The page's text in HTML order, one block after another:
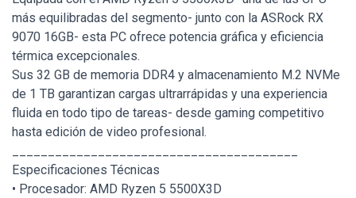
más equilibradas del segmento- junto con la ASRock RX
9070 16GB- esta PC ofrece potencia gráfica y eficiencia
térmica excepcionales.
Sus 32 GB de memoria DDR4 y almacenamiento M.2 NVMe
de 1 TB garantizan cargas ultrarrápidas y una experiencia
fluida en todo tipo de tareas- desde gaming competitivo
hasta edición de video profesional.
Especificaciones Técnicas
• Procesador: AMD Ryzen 5 5500X3D